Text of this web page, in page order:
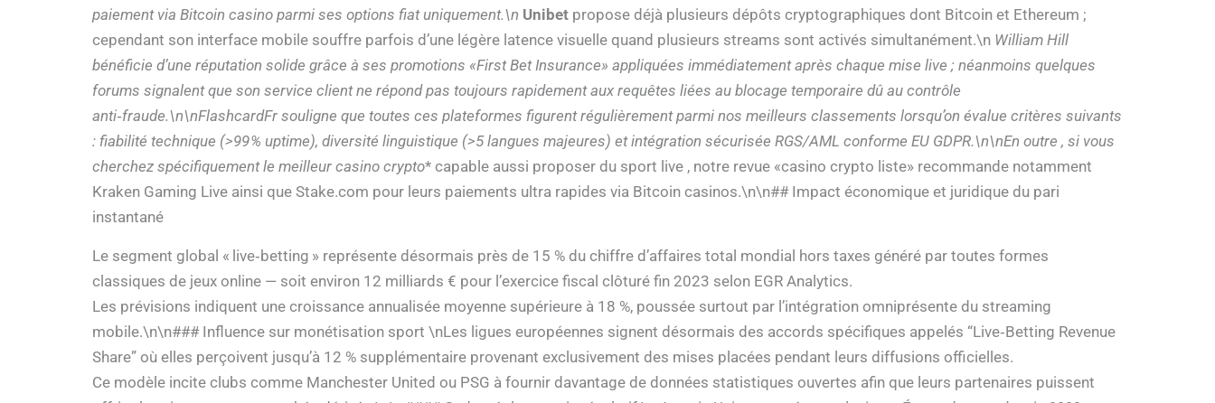
paiement via Bitcoin casino parmi ses options fiat uniquement.\n Unibet propose déjà plusieurs dépôts cryptographiques dont Bitcoin et Ethereum ;
cependant son interface mobile souffre parfois d’une légère latence visuelle quand plusieurs streams sont activés simultanément.\n William Hill
bénéficie d’une réputation solide grâce à ses promotions «​First Bet Insurance​» appliquées immédiatement après chaque mise live ; néanmoins quelques
forums signalent que son service client ne répond pas toujours rapidement aux requêtes liées au blocage temporaire dû au contrôle
anti‑fraude.\n\nFlashcardFr souligne que toutes ces plateformes figurent régulièrement parmi nos meilleurs classements lorsqu’on évalue critères suivants
: fiabilité technique (>99 % uptime), diversité linguistique (>5 langues majeures) et intégration sécurisée RGS/AML conforme EU GDPR.\n\nEn outre , si vous
cherchez spécifiquementle meilleur casino crypto* capable aussi proposer du sport live , notre revue «casino crypto liste» recommande notamment
Kraken Gaming Live ainsi que Stake.com pour leurs paiements ultra rapides via Bitcoin casinos.\n\n## Impact économique et juridique du pari
instantané
Le segment global « live‑betting » représente désormais près de 15 % du chiffre d’affaires total mondial hors taxes généré par toutes formes
classiques de jeux online — soit environ 12 milliards € pour l’exercice fiscal clôturé fin 2023 selon EGR Analytics.
Les prévisions indiquent une croissance annualisée moyenne supérieure à 18 %, poussée surtout par l’intégration omniprésente du streaming
mobile.\n\n### Influence sur monétisation sport \nLes ligues européennes signent désormais des accords spécifiques appelés “Live‑Betting Revenue
Share” où elles perçoivent jusqu’à 12 % supplémentaire provenant exclusivement des mises placées pendant leurs diffusions officielles.
Ce modèle incite clubs comme Manchester United ou PSG à fournir davantage de données statistiques ouvertes afin que leurs partenaires puissent